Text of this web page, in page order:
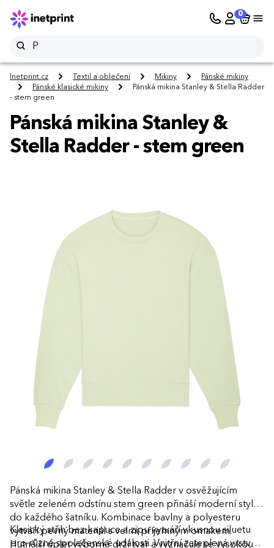
0
Inetprint.cz Textil a oblečení Mikiny
Pánské mikiny
Pánské klasické mikiny
Pánská mikina Stanley & Stella Radder
- stem green
Pánská mikina Stanley &
Stella Radder - stem green
Pánská mikina Stanley & Stella Radder v osvěžujícím
světle zeleném odstínu stem green přináší moderní styl
do každého šatníku. Kombinace bavlny a polyesteru
vytváří pevný materiál s velmi příjemným omakem.
Hutnější úplet výborně drží tvar a vyznačuje se vysokou
Klasický střih bez kapuce a zipu vytváří vkusnou siluetu
pro různé společenské události. Vnitřní zateplená vrstva